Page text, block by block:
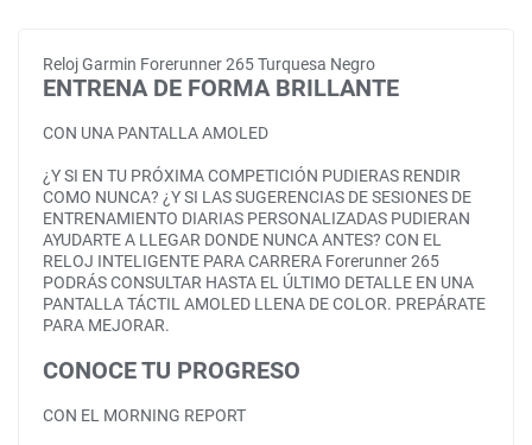
Reloj Garmin Forerunner 265 Turquesa Negro
ENTRENA DE FORMA BRILLANTE
CON UNA PANTALLA AMOLED
¿Y SI EN TU PRÓXIMA COMPETICIÓN PUDIERAS RENDIR
COMO NUNCA? ¿Y SI LAS SUGERENCIAS DE SESIONES DE
ENTRENAMIENTO DIARIAS PERSONALIZADAS PUDIERAN
AYUDARTE A LLEGAR DONDE NUNCA ANTES? CON EL
RELOJ INTELIGENTE PARA CARRERA Forerunner 265
PODRÁS CONSULTAR HASTA EL ÚLTIMO DETALLE EN UNA
PANTALLA TÁCTIL AMOLED LLENA DE COLOR. PREPÁRATE
PARA MEJORAR.
CONOCE TU PROGRESO
CON EL MORNING REPORT